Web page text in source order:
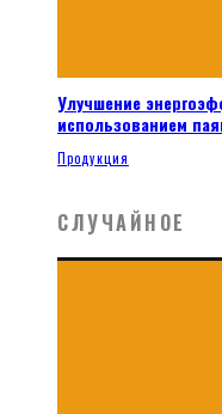
Улучшение
использованием
Продукция
СЛУЧАЙНОЕ